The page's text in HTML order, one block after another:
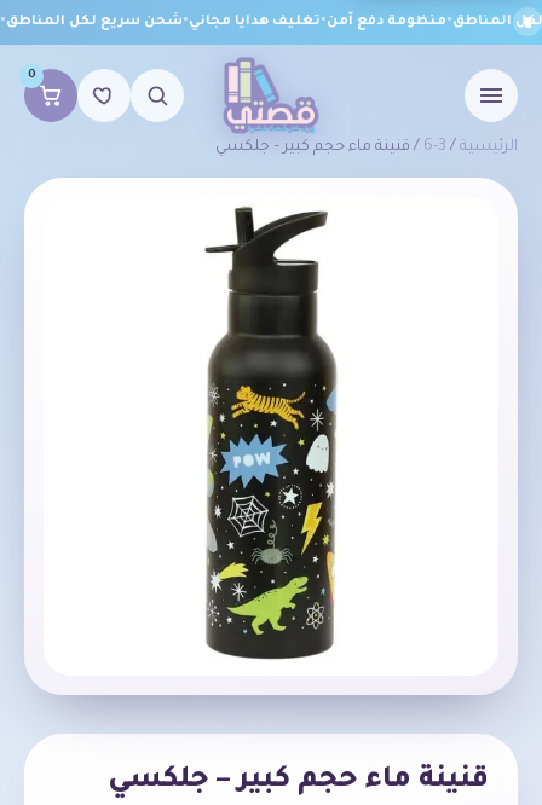
المناطق•منظومة دفع آمن•تغليف هدايا مجاني•شحن سريع لكل المناطق•
0
الرئيسية /
3-6 / قنينة ماء حجم كبير – جلكسي
قنينة ماء حجم كبير – جلكسي